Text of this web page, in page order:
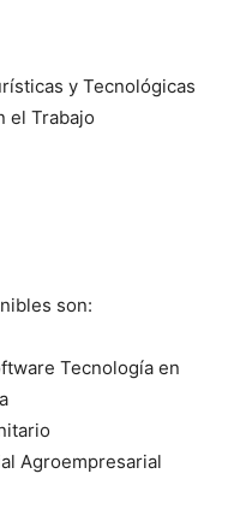
y Tecnológicas
el Trabajo
son:
Tecnología en
Agroempresarial